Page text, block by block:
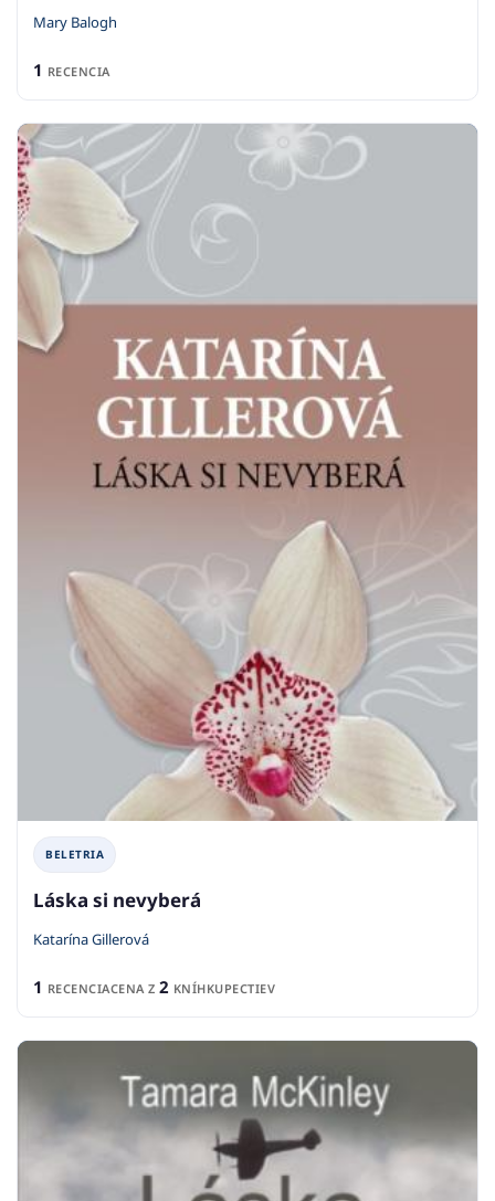
Mary Balogh
1 RECENCIA
BELETRIA
Láska si nevyberá
Katarína Gillerová
1 RECENCIACENA Z 2 KNÍHKUPECTIEV